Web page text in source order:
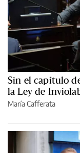
Sin el capítulo
la Ley de
María Cafferata